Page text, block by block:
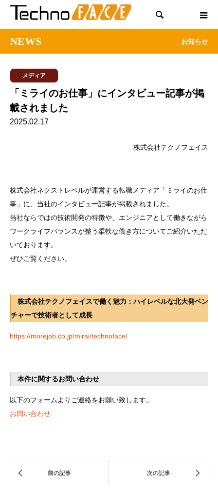

NEWS お知らせ
メディア
「ミライのお仕事」にインタビュー記事が掲
載されました
2025.02.17
株式会社テクノフェイス
株式会社ネクストレベルが運営する転職メディア「ミライのお仕
事」に、当社のインタビュー記事が掲載されました。
当社ならではの技術開発の特徴や、エンジニアとして働きながら
ワークライフバランスが整う柔軟な働き方についてご紹介いただ
いております。
ぜひご覧ください。
株式会社テクノフェイスで働く魅力：ハイレベルな北大発ベン
チャーで技術者として成長
https://morejob.co.jp/mirai/technoface/
本件に関するお問い合わせ
以下のフォームよりご連絡をお願い致します。
お問い合わせ